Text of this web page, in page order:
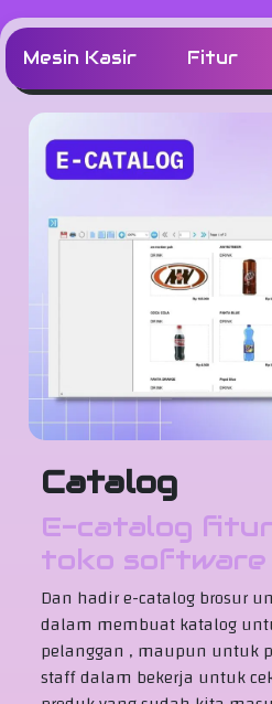
Mesin Kasir Fitur
Catalog
E-catalog
toko
Dan hadir e-catalog brosur
dalam membuat katalog
pelanggan , maupun untuk
staff dalam bekerja untuk